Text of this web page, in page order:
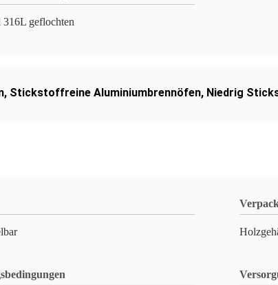
316L geflochten
, Stickstoffreine Aluminiumbrennöfen, Niedrig